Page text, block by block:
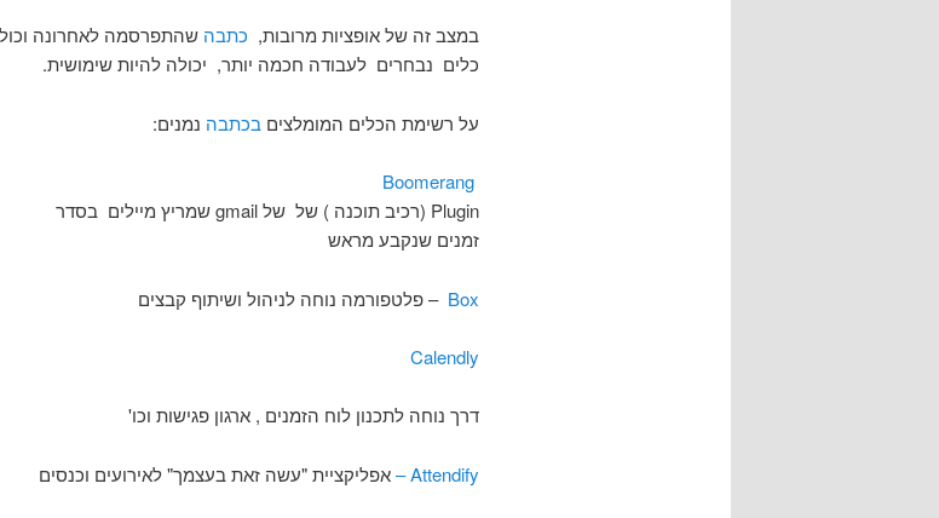
במצב זה של אופציות מרובות, כתבה
כלים נבחרים לעבודה חכמה יותר, יכולה להיות שימושית.
על רשימת הכלים המומלצים בכתבה נמנים:
Boomerang
Plugin (רכיב תוכנה ) של של gmail שמריץ מיילים בסדר
זמנים שנקבע מראש
Box – פלטפורמה נוחה לניהול ושיתוף קבצים
Calendly
דרך נוחה לתכנון לוח הזמנים , ארגון פגישות וכו'
Attendify – אפליקציית "עשה זאת בעצמך" לאירועים וכנסים